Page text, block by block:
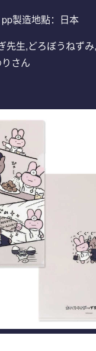
製造地點：日本
先生,どろぼうねず
さん